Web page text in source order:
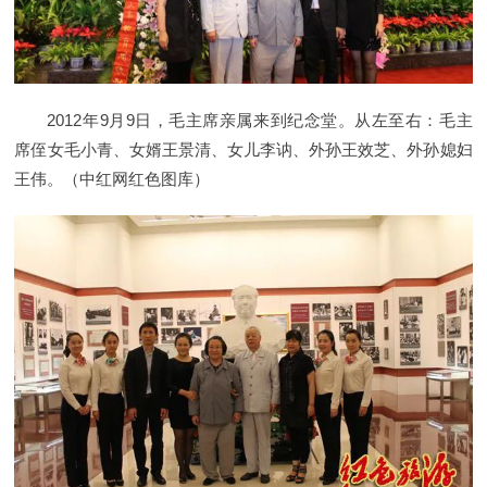
2012年9月9日，毛主席亲属来到纪念堂。从左至右：毛主
席侄女毛小青、女婿王景清、女儿李讷、外孙王效芝、外孙媳妇
王伟。（中红网红色图库）